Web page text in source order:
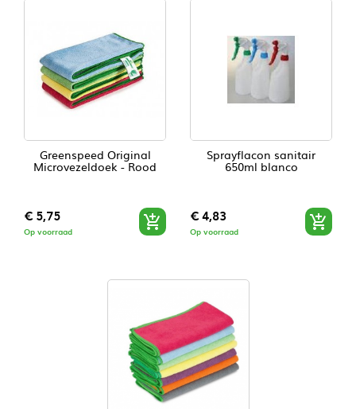
Greenspeed Original
Microvezeldoek - Rood
Prijs
€ 5,75
Op voorraad 
Sprayflacon sanitair
650ml blanco
Prijs
€ 4,83
Op voorraad 